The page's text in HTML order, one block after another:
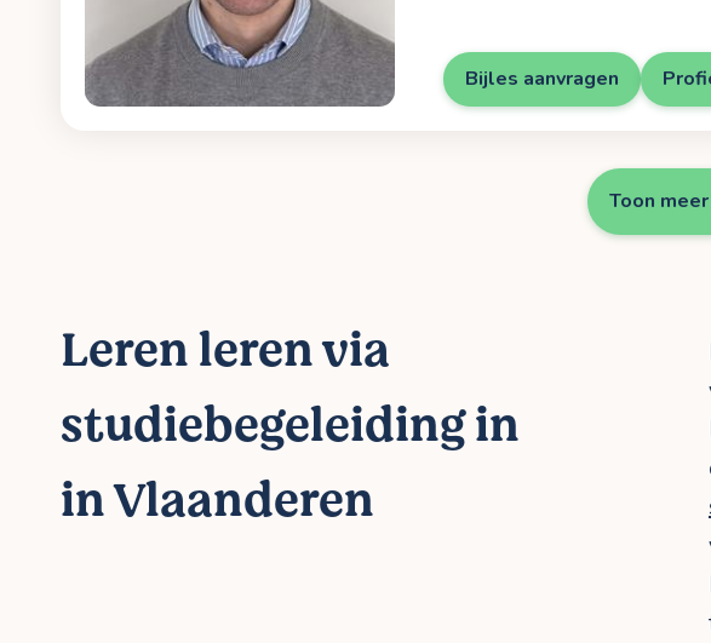
Bijles aanvragen
Toon
Leren leren via
studiebegeleiding in
in Vlaanderen